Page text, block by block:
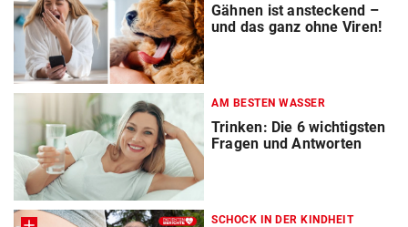
Gähnen ist ansteckend –
und das ganz ohne Viren!
AM BESTEN WASSER
Trinken: Die 6 wichtigsten
Fragen und Antworten
SCHOCK IN DER KINDHEIT